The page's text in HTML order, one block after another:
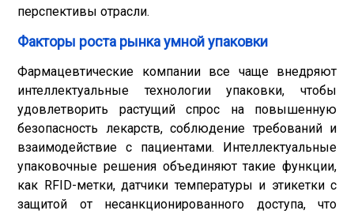
перспективы отрасли.
Факторы роста рынка умной упаковки
Фармацевтические компании все чаще внедряют
интеллектуальные технологии упаковки, чтобы
удовлетворить растущий спрос на повышенную
безопасность лекарств, соблюдение требований и
взаимодействие с пациентами. Интеллектуальные
упаковочные решения объединяют такие функции,
как RFID-метки, датчики температуры и этикетки с
защитой от несанкционированного доступа, что